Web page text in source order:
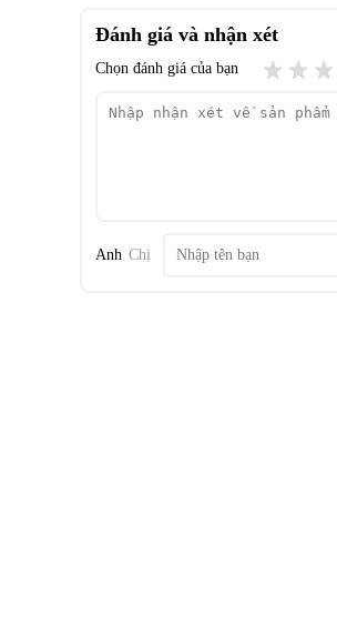
Đánh giá và nhận xét
Chọn đánh giá của bạn
Anh Chị